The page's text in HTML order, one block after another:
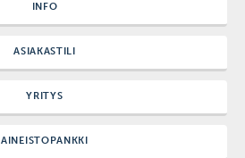
INFO
ASIAKASTILI
YRITYS
AINEISTOPANKKI